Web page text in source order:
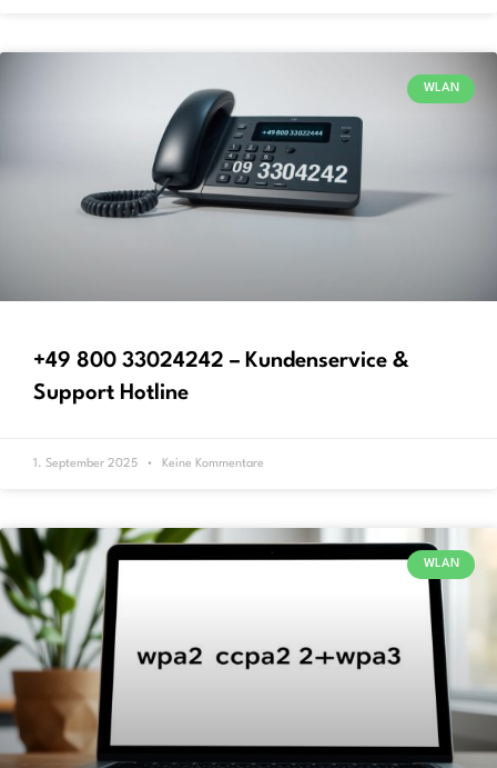
WLAN
+49 800 33024242 – Kundenservice &
Support Hotline
1. September 2025 Keine Kommentare
WLAN